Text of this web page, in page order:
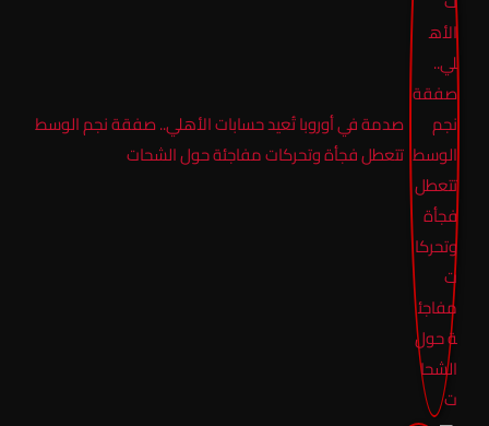
صدمة في أوروبا تُعيد حسابات الأهلي.. صفقة نجم الوسط
تتعطل فجأة وتحركات مفاجئة حول الشحات